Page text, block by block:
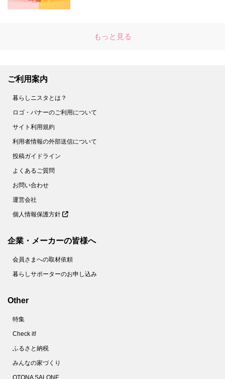
もっと見る
ご利用案内
暮らしニスタとは？
ロゴ・バナーのご利用について
サイト利用規約
利用者情報の外部送信について
投稿ガイドライン
よくあるご質問
お問い合わせ
運営会社
個人情報保護方針
企業・メーカーの皆様へ
会員さまへの取材依頼
暮らしサポーターのお申し込み
Other
特集
Check it!
ふるさと納税
みんなの家づくり